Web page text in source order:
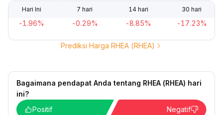
Hari Ini 7 hari 14 hari 30 hari
-1.96% -0.29% -8.85% -17.23%
Prediksi Harga RHEA (RHEA)
Bagaimana pendapat Anda tentang RHEA (RHEA) hari
ini?
Positif
Negatif